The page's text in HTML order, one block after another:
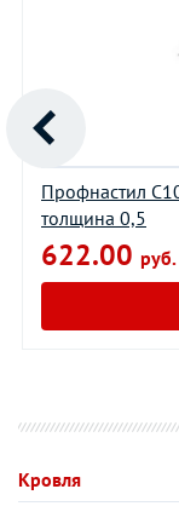
Профнастил
толщина 0,5
622.00
Кровля